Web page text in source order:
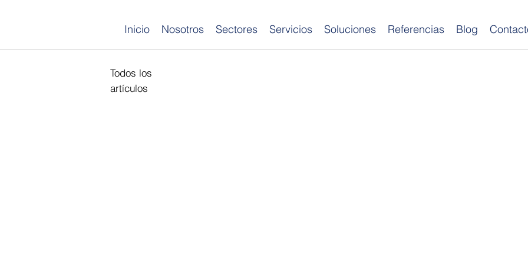
Inicio Nosotros Sectores Servicios Soluciones Referencias Blog
Todos los
artículos